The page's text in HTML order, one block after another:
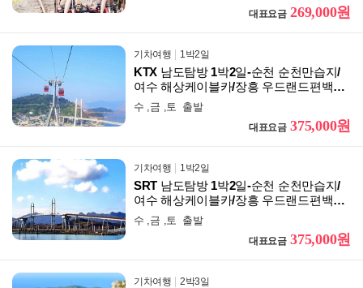
대표요금269,000원
기차여행 1박2일
KTX 남도탐방 1박2일-순천 순천만습지/
여수 해상케이블카/장흥 우드랜드편백숲/
강진 다산박물관&가우도/순천부영호텔숙
박
수 ,금 ,토 출발
대표요금375,000원
기차여행 1박2일
SRT 남도탐방 1박2일-순천 순천만습지/
여수 해상케이블카/장흥 우드랜드편백숲/
강진 다산박물관&가우도/순천부영호텔숙
박
수 ,금 ,토 출발
대표요금375,000원
기차여행 2박3일